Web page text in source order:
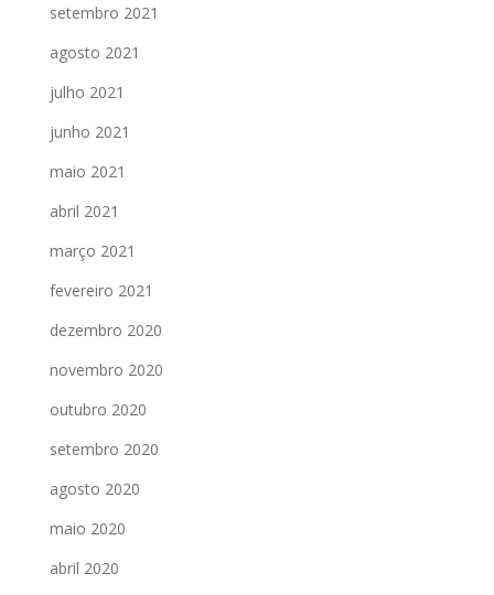
setembro 2021
agosto 2021
julho 2021
junho 2021
maio 2021
abril 2021
março 2021
fevereiro 2021
dezembro 2020
novembro 2020
outubro 2020
setembro 2020
agosto 2020
maio 2020
abril 2020